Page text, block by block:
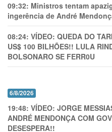
09:32: Ministros tentam
ingerência de André
08:24: VÍDEO: QUEDA DO
US$ 100 BILHÕES!! LULA
BOLSONARO SE FERR0U
6/8/2026
19:48: VÍDEO: JORGE
ANDRÉ MENDONÇA COM
DESESPERA!!